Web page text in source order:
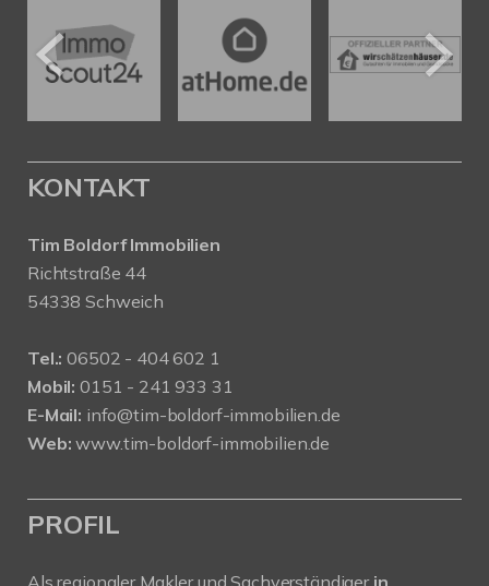
KONTAKT
Tim Boldorf Immobilien
Richtstraße 44
54338 Schweich
Tel.: 06502 - 404 602 1
Mobil: 0151 - 241 933 31
E-Mail: info@tim-boldorf-immobilien.de
Web:www.tim-boldorf-immobilien.de
PROFIL